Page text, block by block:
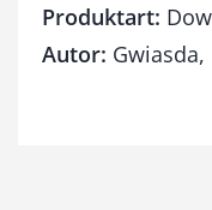
Produktart:
Autor: